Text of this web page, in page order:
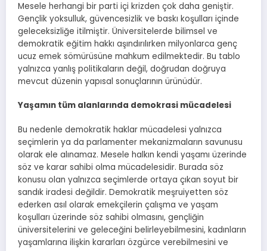
Mesele herhangi bir parti içi krizden çok daha geniştir.
Gençlik yoksulluk, güvencesizlik ve baskı koşulları içinde
geleceksizliğe itilmiştir. Üniversitelerde bilimsel ve
demokratik eğitim hakkı aşındırılırken milyonlarca genç
ucuz emek sömürüsüne mahkum edilmektedir. Bu tablo
yalnızca yanlış politikaların değil, doğrudan doğruya
mevcut düzenin yapısal sonuçlarının ürünüdür.
Yaşamın tüm alanlarında demokrasi mücadelesi
Bu nedenle demokratik haklar mücadelesi yalnızca
seçimlerin ya da parlamenter mekanizmaların savunusu
olarak ele alınamaz. Mesele halkın kendi yaşamı üzerinde
söz ve karar sahibi olma mücadelesidir. Burada söz
konusu olan yalnızca seçimlerde ortaya çıkan soyut bir
sandık iradesi değildir. Demokratik meşruiyetten söz
ederken asıl olarak emekçilerin çalışma ve yaşam
koşulları üzerinde söz sahibi olmasını, gençliğin
üniversitelerini ve geleceğini belirleyebilmesini, kadınların
yaşamlarına ilişkin kararları özgürce verebilmesini ve